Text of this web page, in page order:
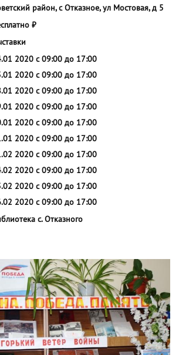
район, с Отказное, ул Мостовая, д 5
₽
2020 с 09:00 до 17:00
2020 с 09:00 до 17:00
2020 с 09:00 до 17:00
2020 с 09:00 до 17:00
2020 с 09:00 до 17:00
2020 с 09:00 до 17:00
2020 с 09:00 до 17:00
2020 с 09:00 до 17:00
2020 с 09:00 до 17:00
2020 с 09:00 до 17:00
с. Отказного